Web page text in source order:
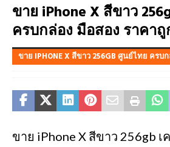
ขาย iPhone X สีขาว
ครบกล่อง มือสอง ราคา
ขาย IPHONE X สีขาว 256GB ศูนย์ไทย ครบ
ขาย iPhone X สีขาว 256gb เ